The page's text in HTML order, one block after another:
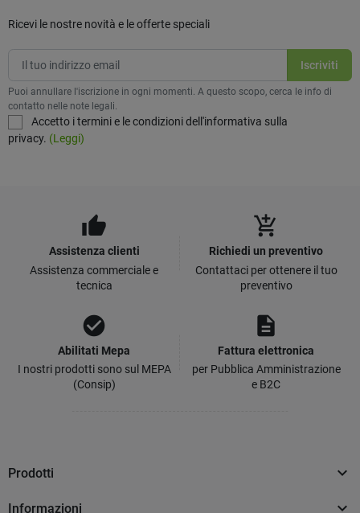
Ricevi le nostre novità e le offerte speciali
Puoi annullare l'iscrizione in ogni momenti. A questo scopo, cerca le info di
contatto nelle note legali.
Accetto i termini e le condizioni dell'informativa sulla
privacy. (Leggi)
thumb_up
Assistenza clienti
Assistenza commerciale e
tecnica
add_shopping_cart
Richiedi un preventivo
Contattaci per ottenere il tuo
preventivo
check_circle
Abilitati Mepa
I nostri prodotti sono sul MEPA
(Consip)
description
Fattura elettronica
per Pubblica Amministrazione
e B2C
Prodotti 
Informazioni 